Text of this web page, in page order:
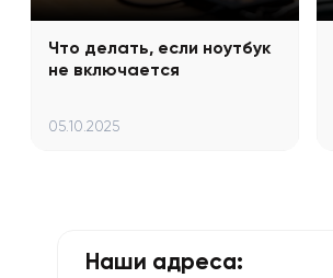
Что делать, если ноутбук
не включается
05.10.2025
Наши адреса: